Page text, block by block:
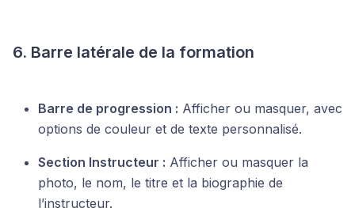
6. Barre latérale de la formation
Barre de progression : Afficher ou masquer, avec
options de couleur et de texte personnalisé.
Section Instructeur : Afficher ou masquer la
photo, le nom, le titre et la biographie de
l’instructeur.